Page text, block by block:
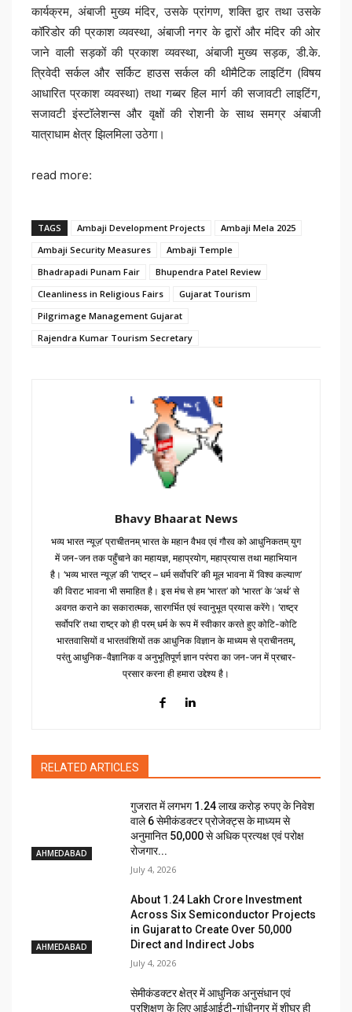
कार्यक्रम, अंबाजी मुख्य मंदिर, उसके प्रांगण, शक्ति द्वार तथा उसके
कॉरिडोर की प्रकाश व्यवस्था, अंबाजी नगर के द्वारों और मंदिर की ओर
जाने वाली सड़कों की प्रकाश व्यवस्था, अंबाजी मुख्य सड़क, डी.के.
त्रिवेदी सर्कल और सर्किट हाउस सर्कल की थीमैटिक लाइटिंग (विषय
आधारित प्रकाश व्यवस्था) तथा गब्बर हिल मार्ग की सजावटी लाइटिंग,
सजावटी इंस्टॉलेशन्स और वृक्षों की रोशनी के साथ समग्र अंबाजी
यात्राधाम क्षेत्र झिलमिला उठेगा।
read more:
TAGS Ambaji Development Projects
Ambaji Mela 2025
Ambaji Security Measures
Ambaji Temple
Bhadrapadi Punam Fair
Bhupendra Patel Review
Cleanliness in Religious Fairs
Gujarat Tourism
Pilgrimage Management Gujarat
Rajendra Kumar Tourism Secretary
Bhavy Bhaarat News
भव्य भारत न्यूज़’ प्राचीतनम् भारत के महान वैभव एवं गौरव को आधुनिकतम् युग
में जन-जन तक पहुँचाने का महायज्ञ, महाप्रयोग, महाप्रयास तथा महाभियान
है। ‘भव्य भारत न्यूज़’ की ‘राष्ट्र – धर्म सर्वोपरि’ की मूल भावना में ‘विश्व कल्याण’
की विराट भावना भी समाहित है। इस मंच से हम ‘भारत’ को ‘भारत’ के ‘अर्थ’ से
अवगत कराने का सकारात्मक, सारगर्भित एवं स्वानुभूत प्रयास करेंगे। ‘राष्ट्र
सर्वोपरि’ तथा राष्ट्र को ही परम् धर्म के रूप में स्वीकार करते हुए कोटि-कोटि
भारतवासियों व भारतवंशियों तक आधुनिक विज्ञान के माध्यम से प्राचीनतम्,
परंतु आधुनिक-वैज्ञानिक व अनुभूतिपूर्ण ज्ञान परंपरा का जन-जन में प्रचार-
प्रसार करना ही हमारा उद्देश्य है।
RELATED ARTICLES
AHMEDABAD
गुजरात में लगभग 1.24 लाख करोड़ रुपए के निवेश
वाले 6 सेमीकंडक्टर प्रोजेक्ट्स के माध्यम से
अनुमानित 50,000 से अधिक प्रत्यक्ष एवं परोक्ष
रोजगार...
July 4, 2026
AHMEDABAD
About ₹1.24 Lakh Crore Investment
Across Six Semiconductor Projects
in Gujarat to Create Over 50,000
Direct and Indirect Jobs
July 4, 2026
सेमीकंडक्टर क्षेत्र में आधुनिक अनुसंधान एवं
प्रशिक्षण के लिए आईआईटी-गांधीनगर में शीघ्र ही